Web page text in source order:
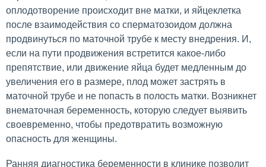
оплодотворение происходит вне матки, и яйцеклетка
после взаимодействия со сперматозоидом должна
продвинуться по маточной трубе к месту внедрения. И,
если на пути продвижения встретится какое-либо
препятствие, или движение яйца будет медленным до
увеличения его в размере, плод может застрять в
маточной трубе и не попасть в полость матки. Возникнет
внематочная беременность, которую следует выявить
своевременно, чтобы предотвратить возможную
опасность для женщины.
Ранняя диагностика беременности в клинике позволит